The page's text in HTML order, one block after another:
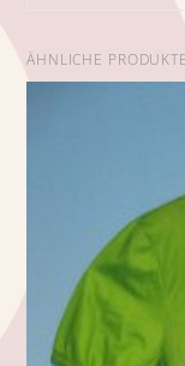
ÄHNLICHE PRODUKTE